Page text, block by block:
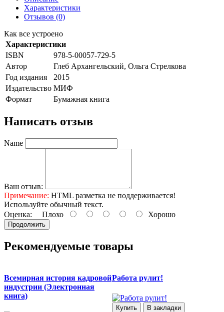
Характеристики
Отзывов (0)
Как все устроено
Характеристики
ISBN
978-5-00057-729-5
Автор
Глеб Архангельский, Ольга Стрелкова
Год издания
2015
Издательство МИФ
Формат
Бумажная книга
Написать отзыв
Name
Ваш отзыв:
Примечание: HTML разметка не поддерживается!
Используйте обычный текст.
Оценка: Плохо Хорошо
Продолжить
Рекомендуемые товары
Всемирная история кадровой
индустрии (Электронная
книга)
Работа рулит!
Купить В закладки